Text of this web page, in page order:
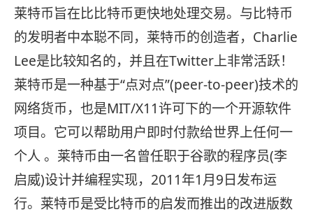
莱特币旨在比比特币更快地处理交易。与比特币
的发明者中本聪不同，莱特币的创造者，Charlie
Lee是比较知名的，并且在Twitter上非常活跃！
莱特币是一种基于“点对点”(peer-to-peer)技术的
网络货币，也是MIT/X11许可下的一个开源软件
项目。它可以帮助用户即时付款给世界上任何一
个人 。莱特币由一名曾任职于谷歌的程序员(李
启威)设计并编程实现，2011年1月9日发布运
行。莱特币是受比特币的启发而推出的改进版数